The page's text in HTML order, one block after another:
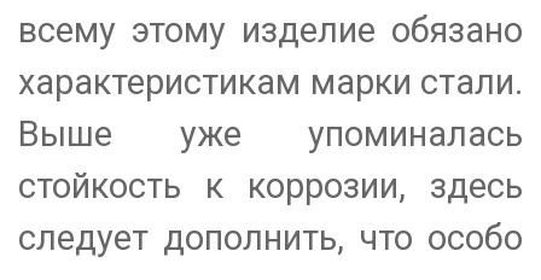
всему этому изделие обязано
характеристикам марки стали.
Выше уже упоминалась
стойкость к коррозии, здесь
следует дополнить, что особо